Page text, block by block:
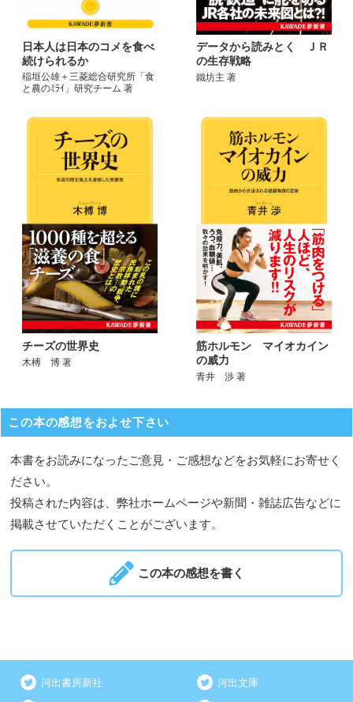
日本人は日本のコメを食べ
続けられるか
稲垣公雄＋三菱総合研究所「食
と農のﾐﾗｲ」研究チーム 著
データから読みとく ＪＲ
の生存戦略
鐵坊主 著
チーズの世界史
木榑 博 著
筋ホルモン マイオカイン
の威力
青井 渉 著
この本の感想をおよせ下さい
本書をお読みになったご意見・ご感想などをお気軽にお寄せく
ださい。
投稿された内容は、弊社ホームページや新聞・雑誌広告などに
掲載させていただくことがございます。
この本の感想を書く
河出書房新社 河出文庫